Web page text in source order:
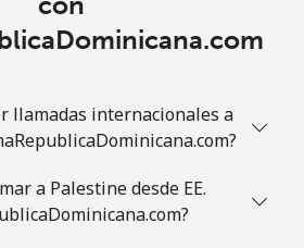
llamadas internacionales a
a Palestine desde EE.